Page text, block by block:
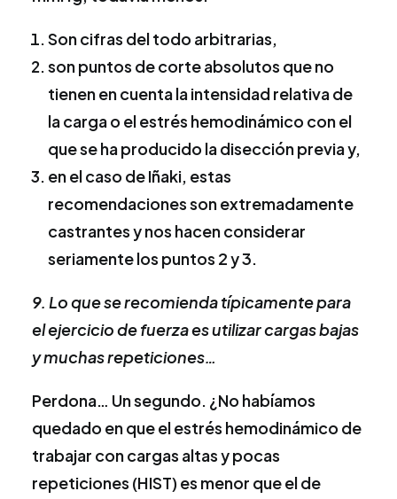
Son cifras del todo arbitrarias,
son puntos de corte absolutos que no
tienen en cuenta la intensidad relativa de
la carga o el estrés hemodinámico con el
que se ha producido la disección previa y,
en el caso de Iñaki, estas
recomendaciones son extremadamente
castrantes y nos hacen considerar
seriamente los puntos 2 y 3.
9. Lo que se recomienda típicamente para
el ejercicio de fuerza es utilizar cargas bajas
y muchas repeticiones…
Perdona… Un segundo. ¿No habíamos
quedado en que el estrés hemodinámico de
trabajar con cargas altas y pocas
repeticiones (HIST) es menor que el de